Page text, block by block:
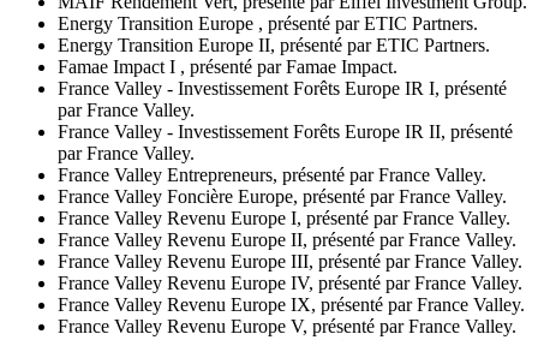
Energy Transition Europe , présenté par ETIC Partners.
Energy Transition Europe II, présenté par ETIC Partners.
Famae Impact I , présenté par Famae Impact.
France Valley - Investissement Forêts Europe IR I, présenté
par France Valley.
France Valley - Investissement Forêts Europe IR II, présenté
par France Valley.
France Valley Entrepreneurs, présenté par France Valley.
France Valley Foncière Europe, présenté par France Valley.
France Valley Revenu Europe I, présenté par France Valley.
France Valley Revenu Europe II, présenté par France Valley.
France Valley Revenu Europe III, présenté par France Valley.
France Valley Revenu Europe IV, présenté par France Valley.
France Valley Revenu Europe IX, présenté par France Valley.
France Valley Revenu Europe V, présenté par France Valley.